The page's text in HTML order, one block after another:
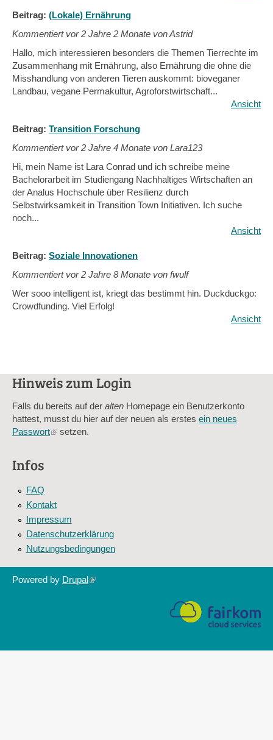
Beitrag: (Lokale) Ernährung
Kommentiert vor2 Jahre 2 Monate von Astrid
Hallo, mich interessieren besonders die Themen Tierrechte im
Zusammenhang mit Ernährung, also Ernährung die ohne die
Misshandlung von anderen Tieren auskommt: bioveganer
Landbau, vegane Permakultur, Agroforstwirtschaft...
Ansicht
Beitrag: Transition Forschung
Kommentiert vor2 Jahre 4 Monate von Lara123
Hi, mein Name ist Lara Conrad und ich schreibe meine
Bachelorarbeit im Studiengang Nachhaltiges Wirtschaften an
der Analus Hochschule über Resilienz durch
Selbstwirksamkeit in Transition Town Initiativen. Ich suche
noch...
Ansicht
Beitrag: Soziale Innovationen
Kommentiert vor2 Jahre 8 Monate von fwulf
Wer sooo intelligent ist, kriegt das bestimmt hin. Duckduckgo:
Crowdfunding. Viel Erfolg!
Ansicht
Hinweis zum Login
Falls du bereits auf der alten Homepage ein Benutzerkonto
hattest, musst du hier auf der neuen als erstes ein neues
Passwort(linksetzen.
Infos
FAQ
Kontakt
Impressum
Datenschutzerklärung
Nutzungsbedingungen
Powered by Drupal(link